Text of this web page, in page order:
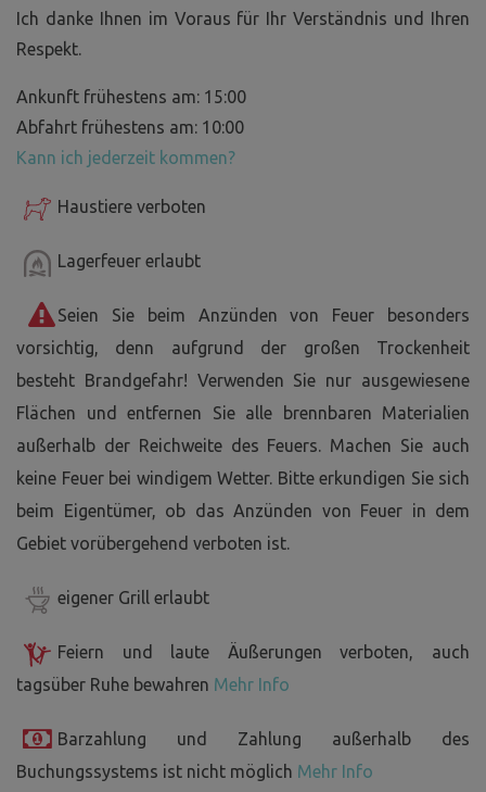
Ich danke Ihnen im Voraus für Ihr Verständnis und Ihren
Respekt.
Ankunft frühestens am: 15:00
Abfahrt frühestens am: 10:00
Kann ich jederzeit kommen?
Haustiere verboten
Lagerfeuer erlaubt
Seien Sie beim Anzünden von Feuer besonders
vorsichtig, denn aufgrund der großen Trockenheit
besteht Brandgefahr! Verwenden Sie nur ausgewiesene
Flächen und entfernen Sie alle brennbaren Materialien
außerhalb der Reichweite des Feuers. Machen Sie auch
keine Feuer bei windigem Wetter. Bitte erkundigen Sie sich
beim Eigentümer, ob das Anzünden von Feuer in dem
Gebiet vorübergehend verboten ist.
eigener Grill erlaubt
Feiern und laute Äußerungen verboten, auch
tagsüber Ruhe bewahren Mehr Info
Barzahlung und Zahlung außerhalb des
Buchungssystems ist nicht möglich Mehr Info